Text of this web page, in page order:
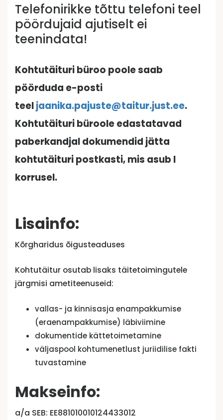
Telefonirikke tõttu telefoni teel
pöördujaid ajutiselt ei
teenindata!
Kohtutäituri büroo poole saab
pöörduda e-posti
teeljaanika.pajuste@taitur.just.ee.
Kohtutäituri büroole edastatavad
paberkandjal dokumendid jätta
kohtutäituri postkasti, mis asub I
korrusel.
Lisainfo:
Kõrgharidus õigusteaduses
Kohtutäitur osutab lisaks täitetoimingutele
järgmisi ametiteenuseid:
vallas- ja kinnisasja enampakkumise
(eraenampakkumise) läbiviimine
dokumentide kättetoimetamine
väljaspool kohtumenetlust juriidilise fakti
tuvastamine
Makseinfo:
a/a SEB: EE881010010124433012